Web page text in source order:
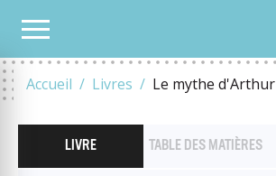
Accueil Livres Le mythe d'Arthur
NOTRE CATALOGUE
LIVRE TABLE DES MATIÈRES